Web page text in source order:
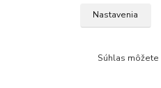
Nastavenia
Súhlas